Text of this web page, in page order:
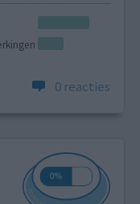
0 reacties